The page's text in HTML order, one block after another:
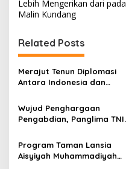
v
i
g
a
s
i
p
s
Lebih Mengerikan dari pada
Malin Kundang
Related Posts
Merajut Tenun Diplomasi
Antara Indonesia dan
Wujud Penghargaan
Pengabdian, Panglima TNI
Ratusan Prajurit dan ASN
TNI
Program Taman Lansia
Aisyiyah Muhammadiyah